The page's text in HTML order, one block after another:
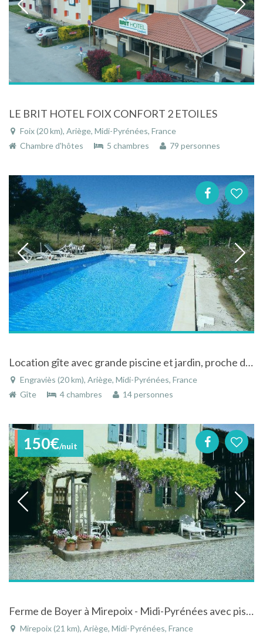
LE BRIT HOTEL FOIX CONFORT 2 ETOILES
Foix (20 km), Ariège, Midi-Pyrénées, France
Chambre d'hôtes
5 chambres 79 personnes
Location gîte avec grande piscine et jardin, proche de Mirepoix, en pays Cathare
Engraviès (20 km), Ariège, Midi-Pyrénées, France
Gîte
4 chambres 14 personnes
150€/nuit
Ferme de Boyer à Mirepoix - Midi-Pyrénées avec piscine
Mirepoix (21 km), Ariège, Midi-Pyrénées, France